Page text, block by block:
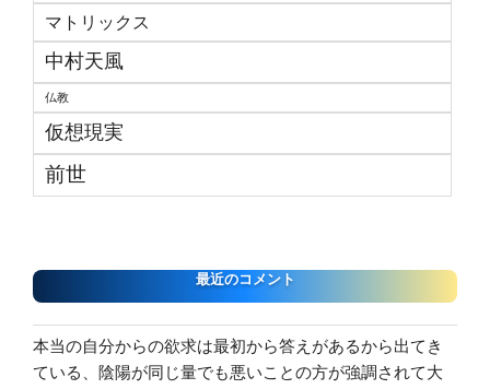
マトリックス
中村天風
仏教
仮想現実
前世
最近のコメント
本当の自分からの欲求は最初から答えがあるから出てき
ている、陰陽が同じ量でも悪いことの方が強調されて大